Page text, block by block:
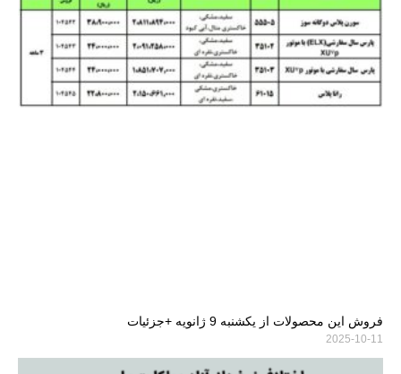
فروش این محصولات از یکشنبه 9 ژانویه +جزئیات
2025-10-11